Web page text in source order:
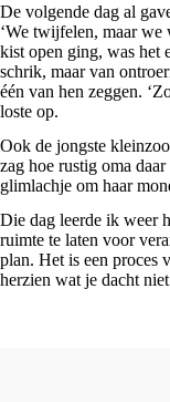
De volgende dag al
‘We twijfelen, maar
kist open ging, was het
schrik, maar van
één van hen zeggen.
loste op.
Ook de jongste
zag hoe rustig oma
glimlachje om haar
Die dag leerde ik weer
ruimte te laten voor
plan. Het is een proces
herzien wat je dacht